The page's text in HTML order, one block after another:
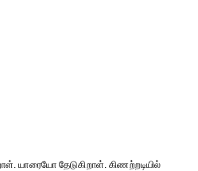
யாரையோ தேடுகிறாள். கிணற்றடியில்